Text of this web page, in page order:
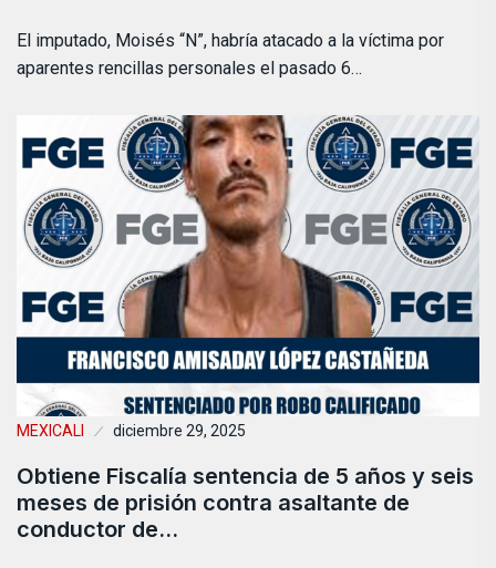
El imputado, Moisés “N”, habría atacado a la víctima por
aparentes rencillas personales el pasado 6…
MEXICALI diciembre 29, 2025
Obtiene Fiscalía sentencia de 5 años y seis
meses de prisión contra asaltante de
conductor de…